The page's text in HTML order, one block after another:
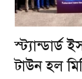
স্ট্যান্ডার্ড
টাউন হল